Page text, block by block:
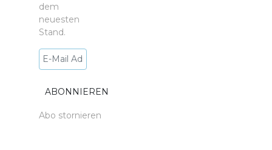
dem
neuesten
Stand.
Abo stornieren